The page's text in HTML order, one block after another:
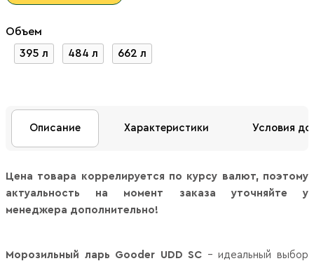
Объем
395 л
484 л 662 л
Описание Характеристики Условия
Цена товара коррелируется по курсу валют, поэтому
актуальность на момент заказа уточняйте у
менеджера дополнительно!
Морозильный ларь Gooder UDD SC - идеальный выбор